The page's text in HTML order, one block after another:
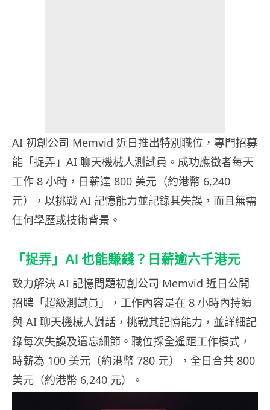
AI 初創公司 Memvid 近日推出特別職位，專門招募
能「捉弄」AI 聊天機械人測試員。成功應徵者每天
工作 8 小時，日薪達 800 美元（約港幣 6,240
元），以挑戰 AI 記憶能力並記錄其失誤，而且無需
任何學歷或技術背景。
「捉弄」AI 也能賺錢？日薪逾六千港元
致力解決 AI 記憶問題初創公司 Memvid 近日公開
招聘「超級測試員」，工作內容是在 8 小時內持續
與 AI 聊天機械人對話，挑戰其記憶能力，並詳細記
錄每次失誤及遺忘細節。職位採全遙距工作模式，
時薪為 100 美元（約港幣 780 元），全日合共 800
美元（約港幣 6,240 元）。